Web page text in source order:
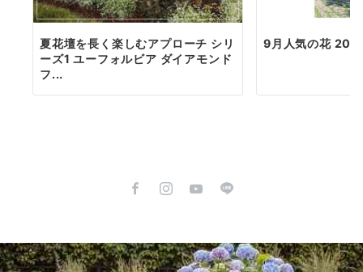
夏花壇を長く楽しむアプローチ シリ
ーズ1 ユーフォルビア ダイアモンド
フ...
9月人気の花 20選